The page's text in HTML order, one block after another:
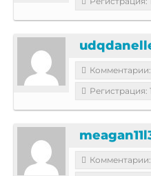
Регистрация: